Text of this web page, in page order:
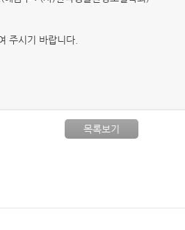
주시기 바랍니다.
목록보기